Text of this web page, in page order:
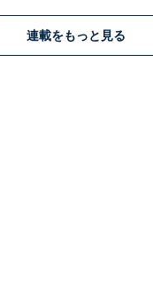
連載をもっと見る